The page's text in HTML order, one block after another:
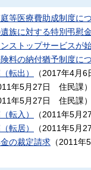
等医療費助成制度に
族に対する特別弔慰
ストップサービスが
料の納付猶予制度に
転出）
（2017年4月6
年5月27日 住民課）
年5月27日 住民課）
転入）
（2011年5月
転居）
（2011年5月
の裁定請求 （2011年